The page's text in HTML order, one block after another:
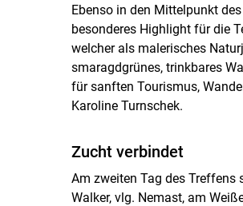
Ebenso in den Mittelpunkt
besonderes Highlight für die
welcher als malerisches
smaragdgrünes, trinkbares
für sanften Tourismus,
Karoline Turnschek.
Zucht verbindet
Am zweiten Tag des Treffens
Walker, vlg. Nemast, am